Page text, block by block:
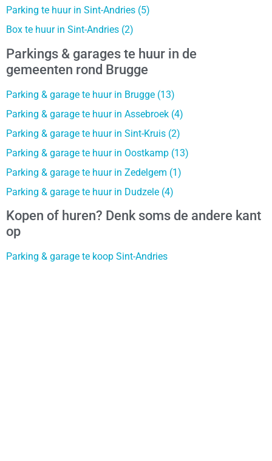
Parking te huur in Sint-Andries (5)
Box te huur in Sint-Andries (2)
Parkings & garages te huur in de
gemeenten rond Brugge
Parking & garage te huur in Brugge (13)
Parking & garage te huur in Assebroek (4)
Parking & garage te huur in Sint-Kruis (2)
Parking & garage te huur in Oostkamp (13)
Parking & garage te huur in Zedelgem (1)
Parking & garage te huur in Dudzele (4)
Kopen of huren? Denk soms de andere kant
op
Parking & garage te koop Sint-Andries